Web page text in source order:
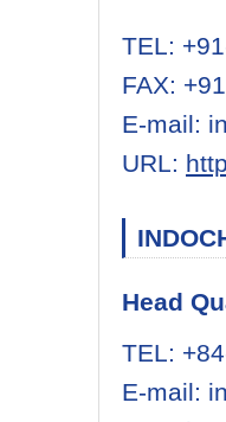
TEL:
FAX:
E-mail:
URL:
Head
TEL:
E-mail: